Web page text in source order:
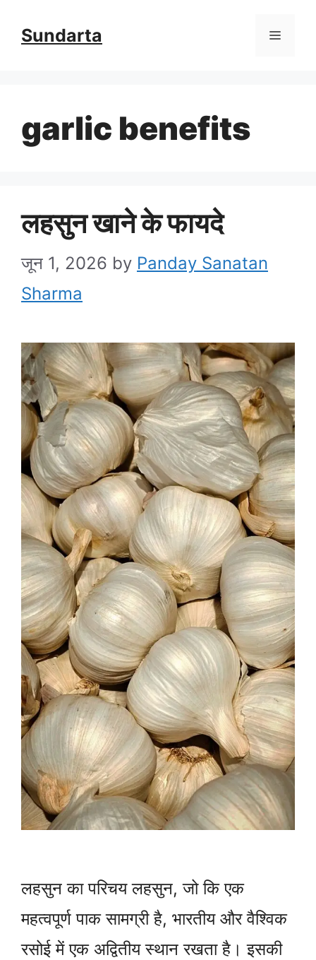
Sundarta Menu
garlic benefits
लहसुन खाने के फायदे
जून 1, 2026 by Panday Sanatan
Sharma
लहसुन का परिचय लहसुन, जो कि एक
महत्वपूर्ण पाक सामग्री है, भारतीय और वैश्विक
रसोई में एक अद्वितीय स्थान रखता है। इसकी